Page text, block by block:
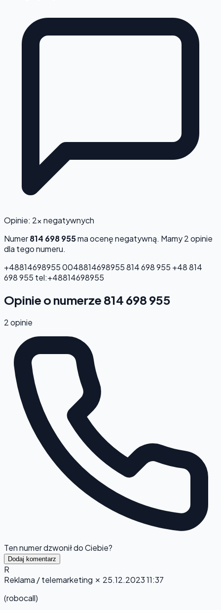
Opinie: 2x negatywnych
Numer814 698 955ma ocenęnegatywną. Mamy 2 opinie
dla tego numeru.
+488146989550048814698955814 698 955 +48 814
698 955 tel:+48814698955
Opinie o numerze 814 698 955
2 opinie
Ten numer dzwonił do Ciebie?
Dodaj komentarz
R
Reklama / telemarketing ✗ 25.12.2023 11:37
(robocall)